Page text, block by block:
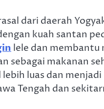
dari daerah
kuah santan
lele dan membantu
sebagai makanan
luas dan
Tengah dan